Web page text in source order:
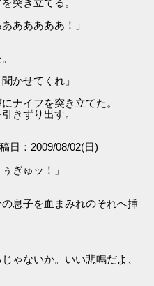
あああああ！」
かせてくれ」
ナイフを突き立てた。
きずり出す。
日：2009/08/02(日)
ぎゅッ！」
息子を血まみれのそれへ挿
ゃないか。いい悲鳴だよ、